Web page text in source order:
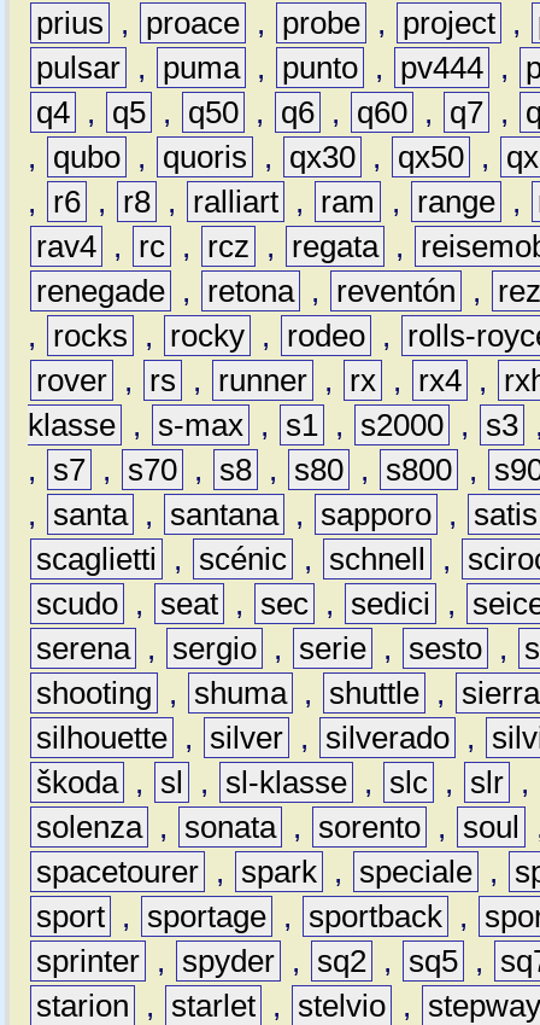
prius
, proace , probe , project ,
pulsar , puma , punto , pv444 ,
q4 , q5 , q50 , q6 , q60 , q7 ,
,
qubo , quoris , qx30 , qx50 ,
,
r6 , r8 , ralliart , ram , range ,
rav4 , rc , rcz , regata ,
renegade , retona , reventón ,
,
rocks , rocky , rodeo ,
rolls-
rover , rs , runner , rx , rx4 ,
klasse , s-max , s1 , s2000 , s3
,
s7 , s70 , s8 , s80 , s800 ,
,
santa , santana , sapporo ,
satis
scaglietti
, scénic , schnell ,
scudo , seat , sec , sedici ,
serena , sergio , serie , sesto ,
shooting
, shuma , shuttle ,
sierra
silhouette , silver , silverado ,
škoda , sl , sl-klasse , slc , slr ,
solenza , sonata , sorento , soul
spacetourer , spark , speciale ,
sport , sportage , sportback ,
sprinter , spyder , sq2 , sq5 ,
starion
, starlet , stelvio ,